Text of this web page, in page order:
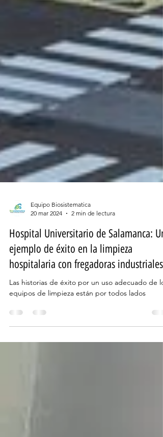
20 mar 2024
2 min de lectura
Hospital Universitario de Salamanca: Un
ejemplo de éxito en la limpieza
hospitalaria con fregadoras industriales
equipos de limpieza están por todos lados